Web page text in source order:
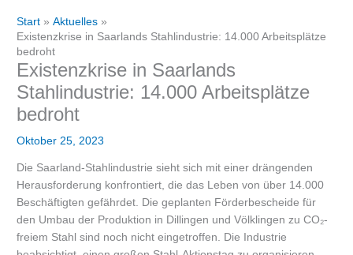
Start
Aktuelles
Existenzkrise in Saarlands Stahlindustrie: 14.000 Arbeitsplätze
bedroht
Existenzkrise in Saarlands
Stahlindustrie: 14.000 Arbeitsplätze
bedroht
Oktober 25, 2023
Die Saarland-Stahlindustrie sieht sich mit einer drängenden
Herausforderung konfrontiert, die das Leben von über 14.000
Beschäftigten gefährdet. Die geplanten Förderbescheide für
den Umbau der Produktion in Dillingen und Völklingen zu CO₂-
freiem Stahl sind noch nicht eingetroffen. Die Industrie